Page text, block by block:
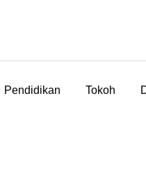
Pendidikan Tokoh